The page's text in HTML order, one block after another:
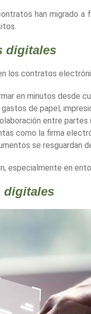
han migrado
digitales
los contratos
en minutos desde
gastos de papel,
entre
como la firma
se resguardan
especialmente en
digitales